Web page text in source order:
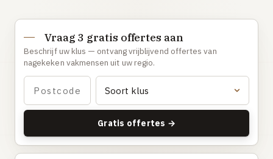
Daklekkage
Afvoer verstopt
Gaslucht
Stroom uitgevallen
Buitengesloten
VERBOUW
Badkamer renovatie
Vraag 3 gratis offertes aan
Beschrijf uw klus — ontvang vrijblijvend offertes van
nagekeken vakmensen uit uw regio.
Gratis offertes →